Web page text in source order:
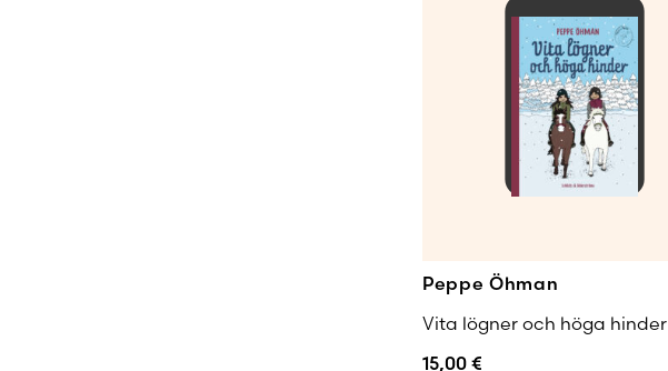
Peppe Öhman
Vita lögner och höga hinder
15,00€